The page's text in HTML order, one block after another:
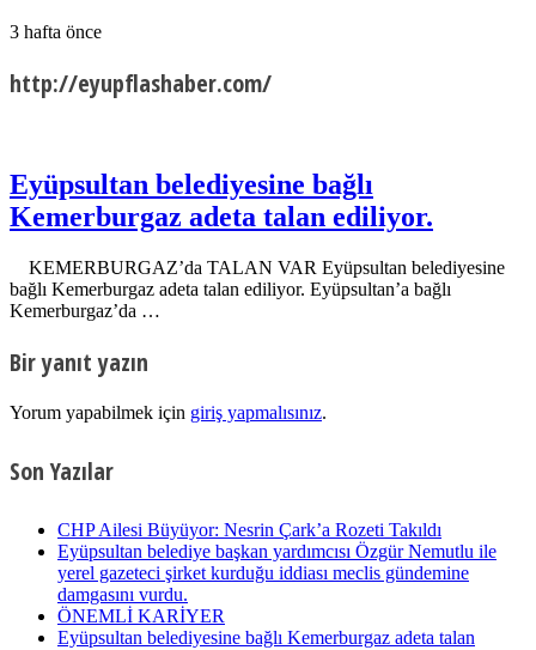
3 hafta önce
http://eyupflashaber.com/
Eyüpsultan belediyesine bağlı
Kemerburgaz adeta talan ediliyor.
KEMERBURGAZ’da TALAN VAR Eyüpsultan belediyesine
bağlı Kemerburgaz adeta talan ediliyor. Eyüpsultan’a bağlı
Kemerburgaz’da …
Bir yanıt yazın
Yorum yapabilmek için giriş yapmalısınız.
Son Yazılar
CHP Ailesi Büyüyor: Nesrin Çark’a Rozeti Takıldı
Eyüpsultan belediye başkan yardımcısı Özgür Nemutlu ile
yerel gazeteci şirket kurduğu iddiası meclis gündemine
damgasını vurdu.
ÖNEMLİ KARİYER
Eyüpsultan belediyesine bağlı Kemerburgaz adeta talan